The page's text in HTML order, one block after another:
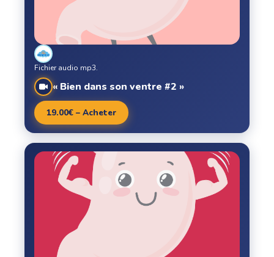
« Bien dans son ventre #2 »
Fichier audio mp3.
19.00€ – Acheter